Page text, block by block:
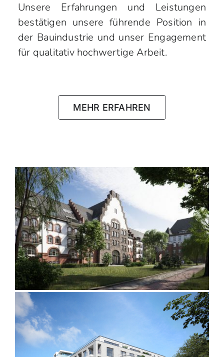
Unsere Erfahrungen und Leistungen
bestätigen unsere führende Position in
der Bauindustrie und unser Engagement
für qualitativ hochwertige Arbeit.
MEHR ERFAHREN